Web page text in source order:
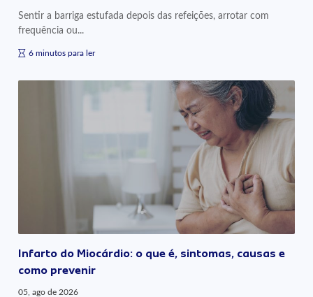
Sentir a barriga estufada depois das refeições, arrotar com
frequência ou...
6 minutos para ler
Infarto do Miocárdio: o que é, sintomas, causas e
como prevenir
05, ago de 2026